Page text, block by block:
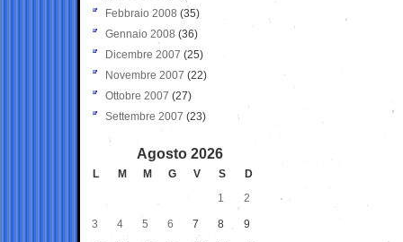
Febbraio 2008 (35)
Gennaio 2008 (36)
Dicembre 2007 (25)
Novembre 2007 (22)
Ottobre 2007 (27)
Settembre 2007 (23)
Agosto 2026
L M M G V S
D
1
2
3 4 5 6 7 8 9